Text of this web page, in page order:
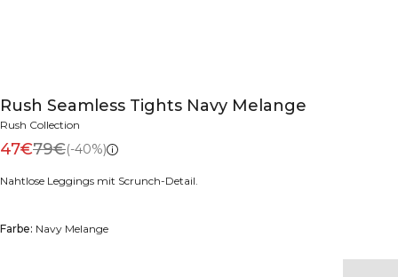
Rush Seamless Tights Navy Melange
Rush Collection
47€79€(-40%)
Nahtlose Leggings mit Scrunch-Detail.
Farbe: Navy Melange